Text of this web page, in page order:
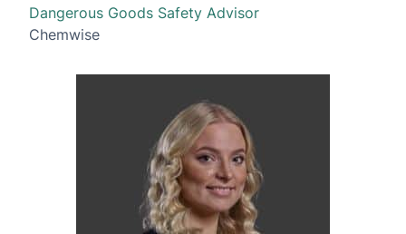
Dangerous Goods Safety Advisor
Chemwise